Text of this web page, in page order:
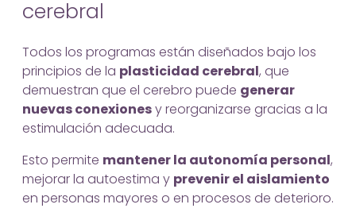
cerebral
Todos los programas están diseñados bajo los
principios de la plasticidad cerebral, que
demuestran que el cerebro puede generar
nuevas conexionesy reorganizarse gracias a la
estimulación adecuada.
Esto permite mantener la autonomía personal,
mejorar la autoestima y prevenir el aislamiento
en personas mayores o en procesos de deterioro.